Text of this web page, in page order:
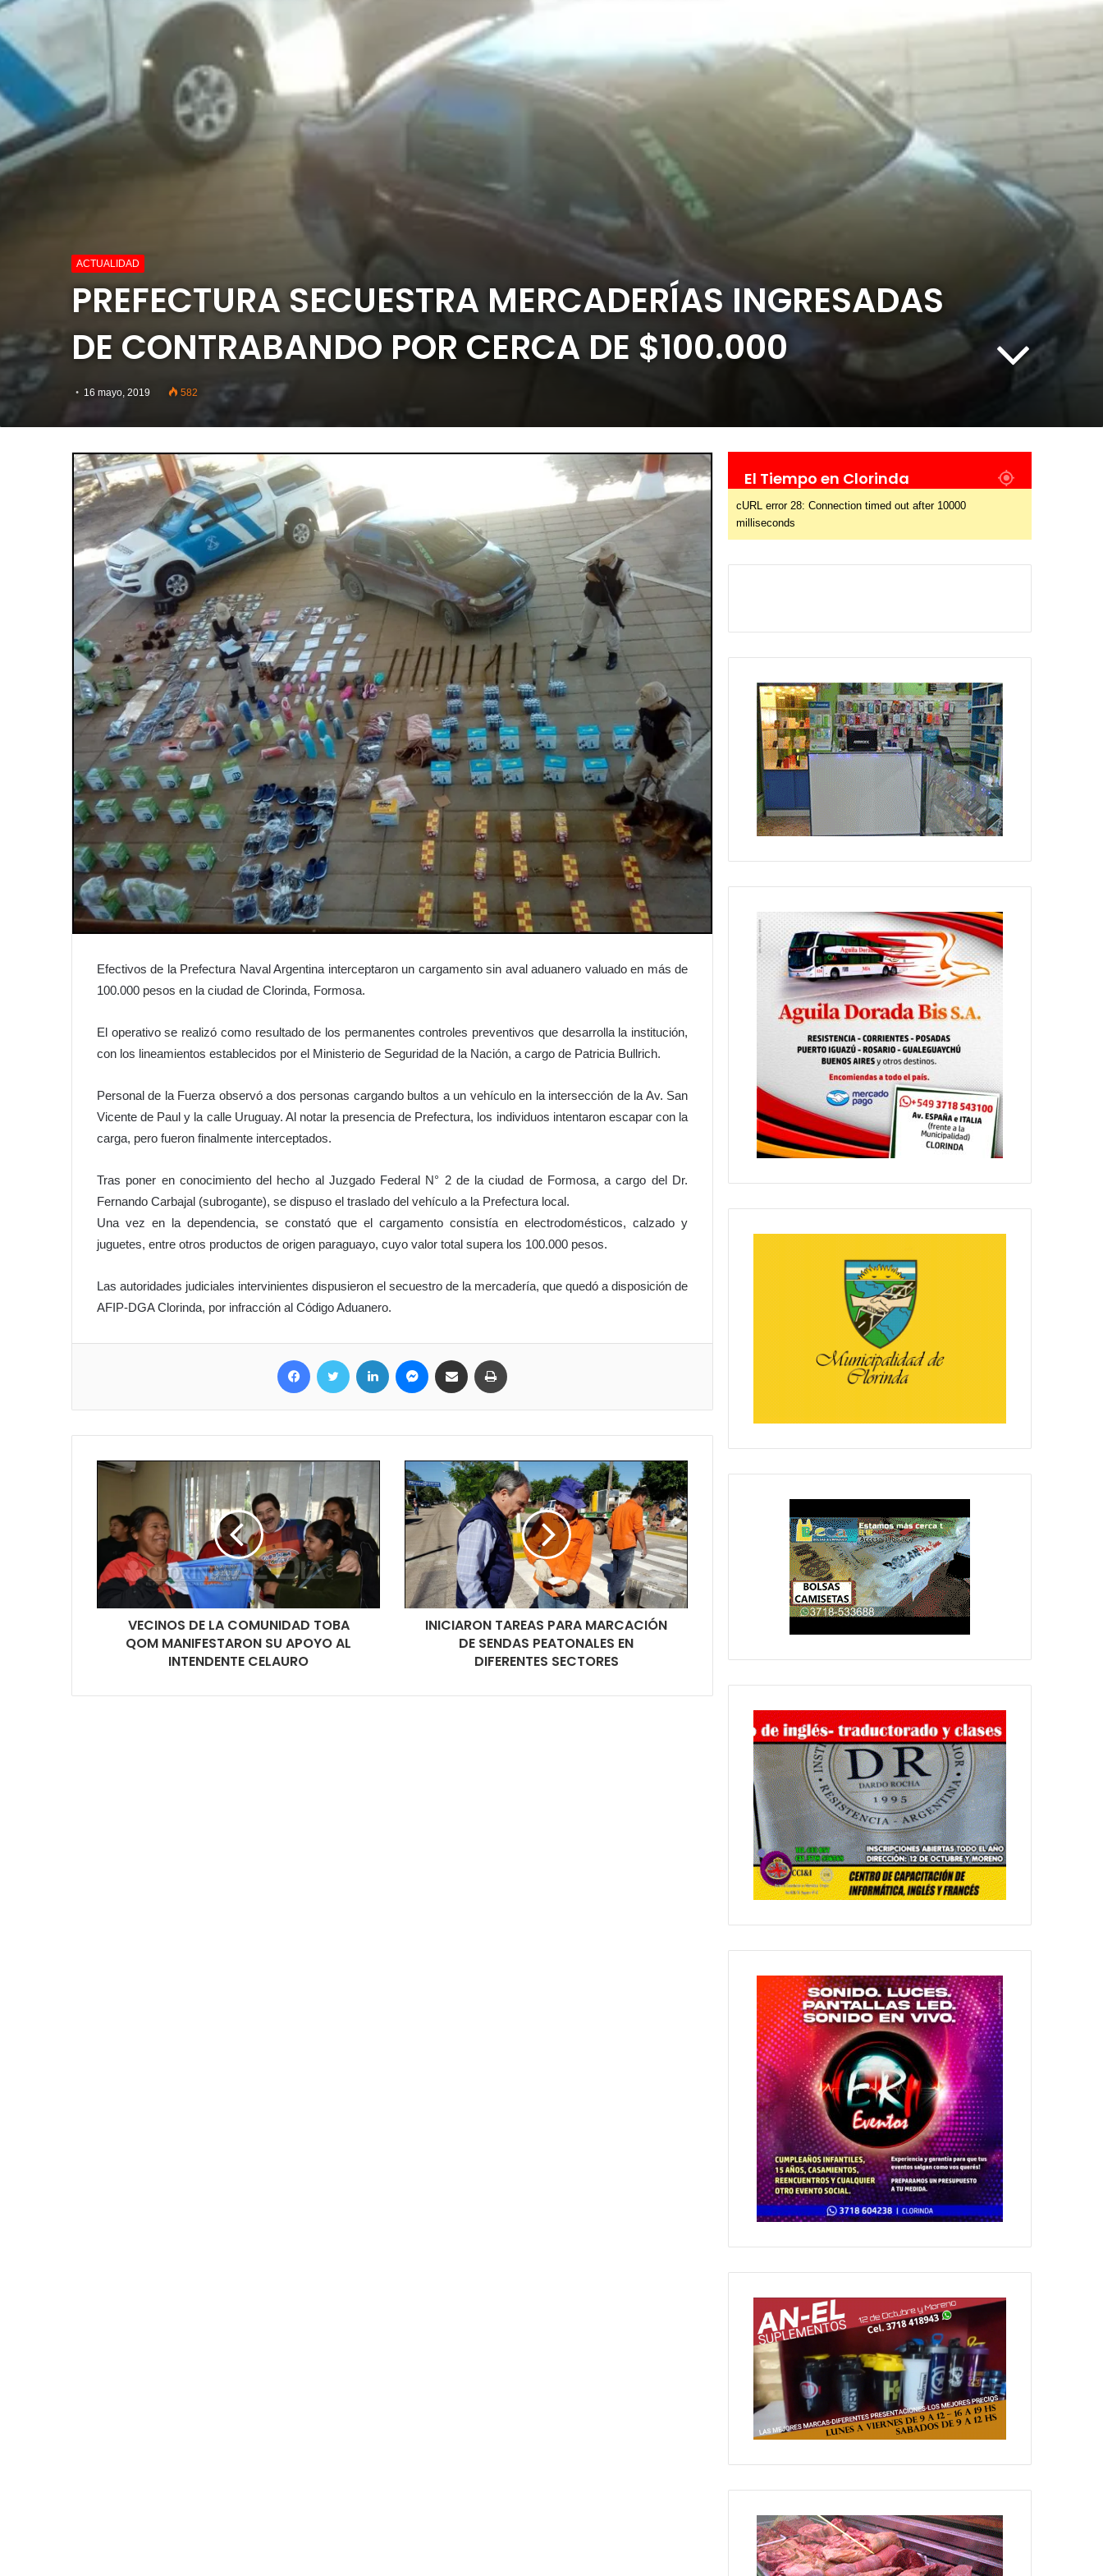
ACTUALIDAD
PREFECTURA SECUESTRA MERCADERÍAS INGRESADAS
DE CONTRABANDO POR CERCA DE $100.000
16 mayo, 2019 582
Efectivos de la Prefectura Naval Argentina interceptaron un cargamento sin aval aduanero valuado en más de
100.000 pesos en la ciudad de Clorinda, Formosa.
El operativo se realizó como resultado de los permanentes controles preventivos que desarrolla la institución,
con los lineamientos establecidos por el Ministerio de Seguridad de la Nación, a cargo de Patricia Bullrich.
Personal de la Fuerza observó a dos personas cargando bultos a un vehículo en la intersección de la Av. San
Vicente de Paul y la calle Uruguay. Al notar la presencia de Prefectura, los individuos intentaron escapar con la
carga, pero fueron finalmente interceptados.
Tras poner en conocimiento del hecho al Juzgado Federal N° 2 de la ciudad de Formosa, a cargo del Dr.
Fernando Carbajal (subrogante), se dispuso el traslado del vehículo a la Prefectura local.
Una vez en la dependencia, se constató que el cargamento consistía en electrodomésticos, calzado y
juguetes, entre otros productos de origen paraguayo, cuyo valor total supera los 100.000 pesos.
Las autoridades judiciales intervinientes dispusieron el secuestro de la mercadería, que quedó a disposición de
AFIP-DGA Clorinda, por infracción al Código Aduanero.
VECINOS DE LA COMUNIDAD TOBA
QOM MANIFESTARON SU APOYO AL
INTENDENTE CELAURO
INICIARON TAREAS PARA MARCACIÓN
DE SENDAS PEATONALES EN
DIFERENTES SECTORES
El Tiempo en Clorinda
cURL error 28: Connection timed out after 10000
milliseconds